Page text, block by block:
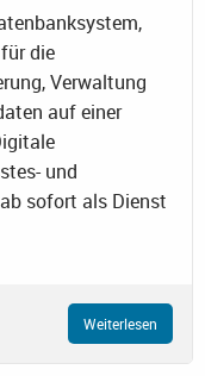
die
Verwaltung
auf einer
und
sofort als Dienst
Weiterlesen